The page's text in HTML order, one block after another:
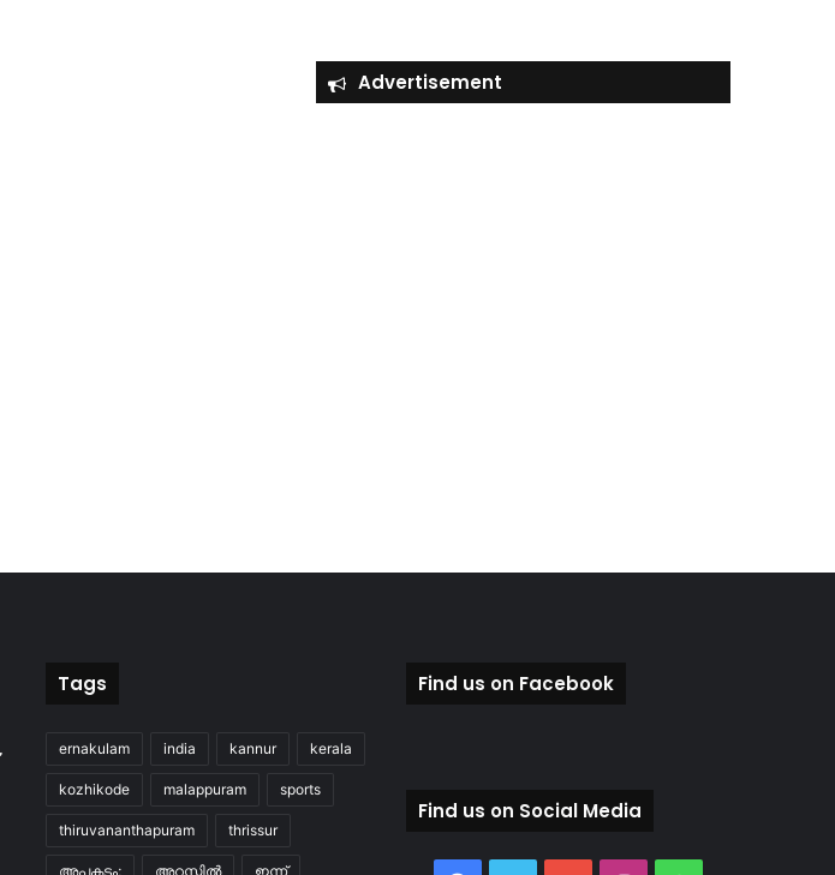
Advertisement
Tags
ernakulam india kannur kerala
kozhikode malappuram sports
thiruvananthapuram thrissur
അപകടം; അറസ്റ്റിൽ ഇന്ന്
Find us on Facebook
Find us on Social Media